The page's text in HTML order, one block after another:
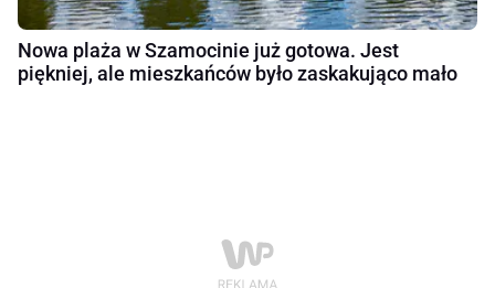
Nowa plaża w Szamocinie już gotowa. Jest
piękniej, ale mieszkańców było zaskakująco mało